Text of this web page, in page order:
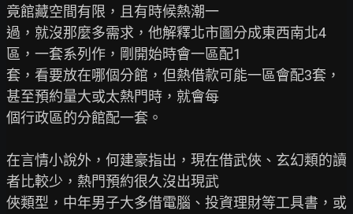
竟館藏空間有限，且有時候熱潮一
過，就沒那麼多需求，他解釋北市圖分成東西南北4
區，一套系列作，剛開始時會一區配1
套，看要放在哪個分館，但熱借款可能一區會配3套，
甚至預約量大或太熱門時，就會每
個行政區的分館配一套。
在言情小說外，何建豪指出，現在借武俠、玄幻類的讀
者比較少，熱門預約很久沒出現武
俠類型，中年男子大多借電腦、投資理財等工具書，或